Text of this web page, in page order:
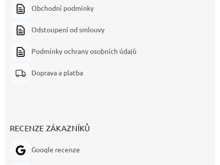
Obchodní podmínky
Odstoupení od smlouvy
Podmínky ochrany osobních údajů
Doprava a platba
RECENZE ZÁKAZNÍKŮ
Google recenze